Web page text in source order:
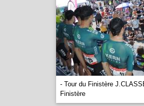
- Tour du Finistère
Finistère